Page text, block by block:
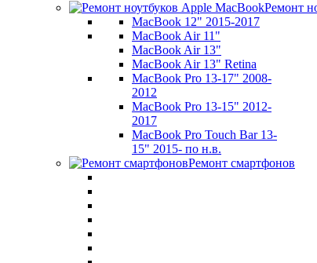
Ремонт
MacBook 12" 2015-2017
MacBook Air 11"
MacBook Air 13"
MacBook Air 13" Retina
MacBook Pro 13-17" 2008-
2012
MacBook Pro 13-15" 2012-
2017
MacBook Pro Touch Bar 13-
15" 2015- по н.в.
Ремонт смартфонов